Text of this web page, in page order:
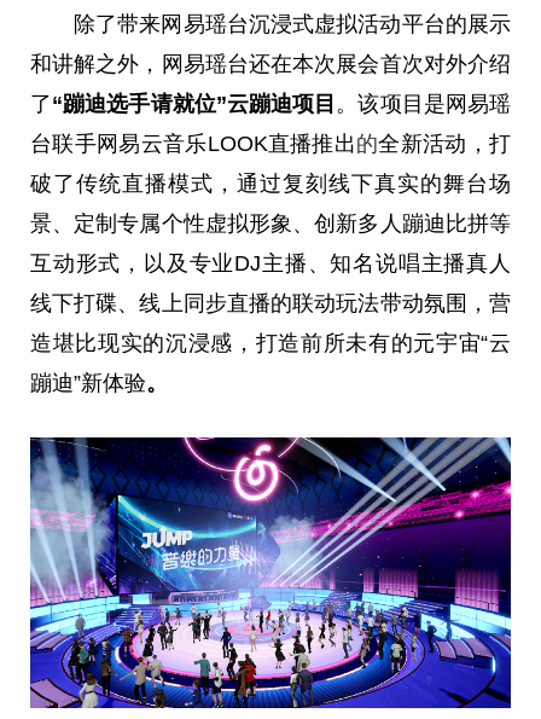
除了带来网易瑶台沉浸式虚拟活动平台的展示
和讲解之外，网易瑶台还在本次展会首次对外介绍
了“蹦迪选手请就位”云蹦迪项目 。该项目是网易瑶
台联手网易云音乐LOOK直播推出的全新活动，打
破了传统直播模式，通过复刻线下真实的舞台场
景、定制专属个性虚拟形象、创新多人蹦迪比拼等
互动形式，以及专业DJ主播、知名说唱主播真人
线下打碟、线上同步直播的联动玩法带动氛围，营
造堪比现实的沉浸感，打造前所未有的元宇宙“云
蹦迪”新体验。